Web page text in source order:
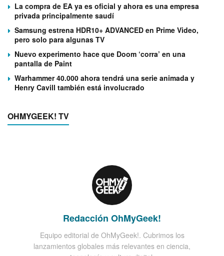
La compra de EA ya es oficial y ahora es una empresa
privada principalmente saudí
Samsung estrena HDR10+ ADVANCED en Prime Video,
pero solo para algunas TV
Nuevo experimento hace que Doom ‘corra’ en una
pantalla de Paint
Warhammer 40.000 ahora tendrá una serie animada y
Henry Cavill también está involucrado
OHMYGEEK! TV
Redacción OhMyGeek!
Equipo editorial de OhMyGeek!. Cubrimos los
lanzamientos globales más relevantes en ciencia,